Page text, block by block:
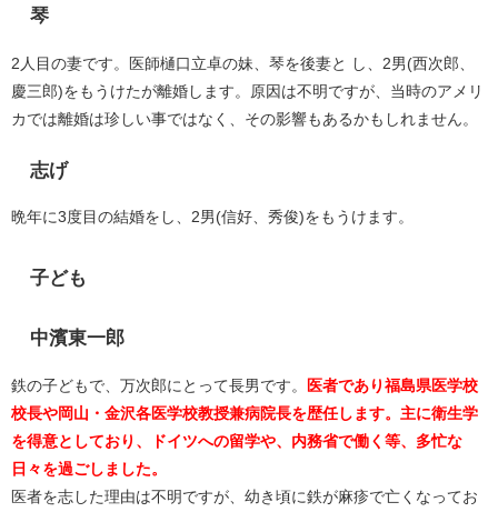
琴
2人目の妻です。医師樋口立卓の妹、琴を後妻と し、2男(西次郎、
慶三郎)をもうけたが離婚します。原因は不明ですが、当時のアメリ
カでは離婚は珍しい事ではなく、その影響もあるかもしれません。
志げ
晩年に3度目の結婚をし、2男(信好、秀俊)をもうけます。
子ども
中濱東一郎
鉄の子どもで、万次郎にとって長男です。
医者であり福島県医学校
校長や岡山・金沢各医学校教授兼病院長を歴任します。主に衛生学
を得意としており、ドイツへの留学や、内務省で働く等、多忙な
日々を過ごしました。
医者を志した理由は不明ですが、幼き頃に鉄が麻疹で亡くなってお